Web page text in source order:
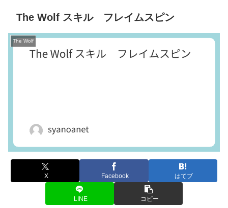
The Wolf スキル フレイムスピン
The Wolf
X Facebook はてブ
LINE コピー